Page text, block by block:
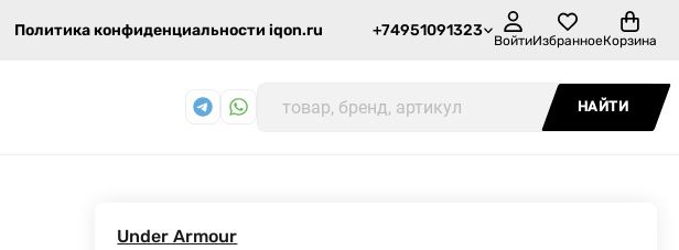
Политика конфиденциальности iqon.ru +74951091323
ВойтиИзбранноеКорзина
НАЙТИ
Under Armour